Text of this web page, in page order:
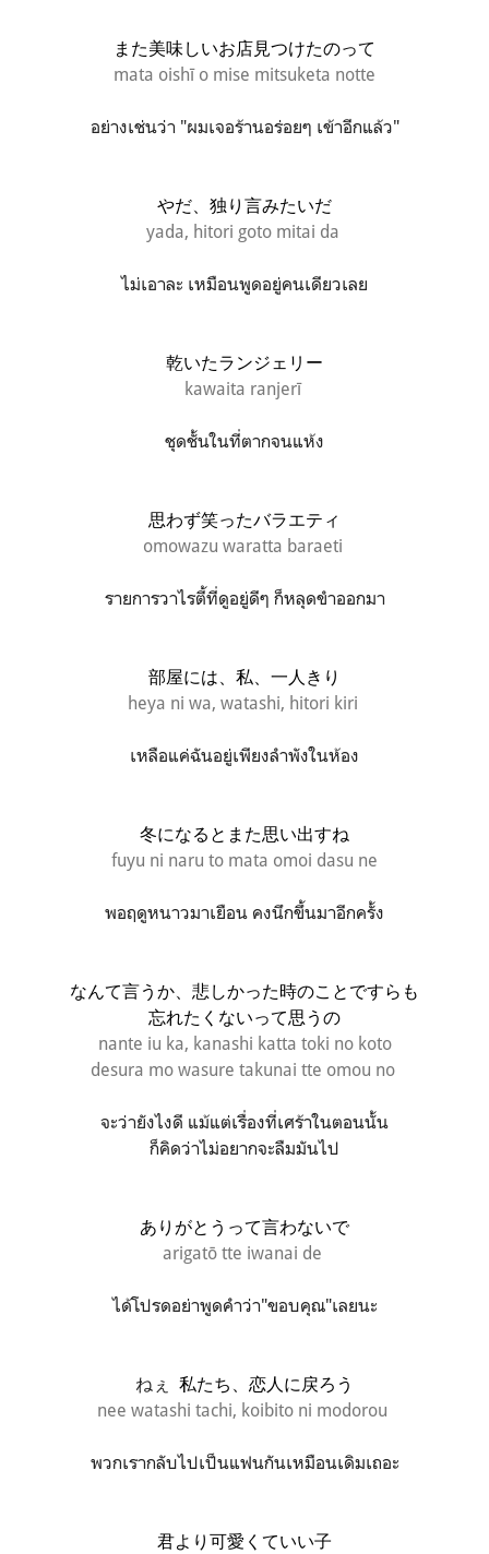
また美味しいお店見つけたのって
mata oishī o mise mitsuketa notte
อย่างเช่นว่า "ผมเจอร้านอร่อยๆ เข้าอีกแล้ว"
やだ、独り言みたいだ
yada, hitori goto mitai da
ไม่เอาละ เหมือนพูดอยู่คนเดียวเลย
乾いたランジェリー
kawaita ranjerī
ชุดชั้นในที่ตากจนแห้ง
思わず笑ったバラエティ
omowazu waratta baraeti
รายการวาไรตี้ที่ดูอยู่ดีๆ ก็หลุดขำออกมา
部屋には、私、一人きり
heya ni wa, watashi, hitori kiri
เหลือแค่ฉันอยู่เพียงลำพังในห้อง
冬になるとまた思い出すね
fuyu ni naru to mata omoi dasu ne
พอฤดูหนาวมาเยือน คงนึกขึ้นมาอีกครั้ง
なんて言うか、悲しかった時のことですらも
忘れたくないって思うの
nante iu ka, kanashi katta toki no koto
desura mo wasure takunai tte omou no
จะว่ายังไงดี แม้แต่เรื่องที่เศร้าในตอนนั้น
ก็คิดว่าไม่อยากจะลืมมันไป
ありがとうって言わないで
arigatō tte iwanai de
ได้โปรดอย่าพูดคำว่า"ขอบคุณ"เลยนะ
ねぇ 私たち、恋人に戻ろう
nee watashi tachi, koibito ni modorou
พวกเรากลับไปเป็นแฟนกันเหมือนเดิมเถอะ
君より可愛くていい子